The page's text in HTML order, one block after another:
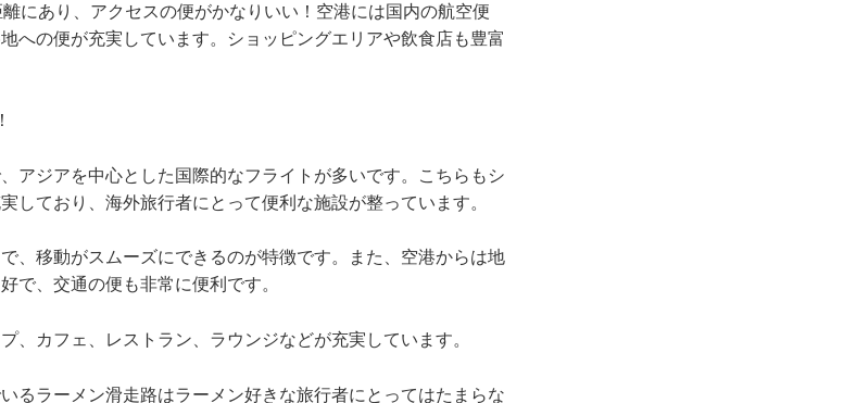
にあり、アクセスの便がかなりいい！空港には国内の航空便
への便が充実しています。ショッピングエリアや飲食店も豊富
アジアを中心とした国際的なフライトが多いです。こちらもシ
しており、海外旅行者にとって便利な施設が整っています。
、移動がスムーズにできるのが特徴です。また、空港からは地
で、交通の便も非常に便利です。
、カフェ、レストラン、ラウンジなどが充実しています。
るラーメン滑走路はラーメン好きな旅行者にとってはたまらな